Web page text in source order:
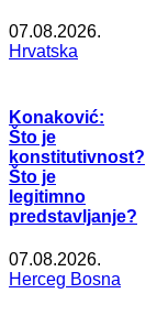
07.08.2026.
Hrvatska
Konaković:
Što je
konstitutivnost?
Što je
legitimno
predstavljanje?
07.08.2026.
Herceg Bosna